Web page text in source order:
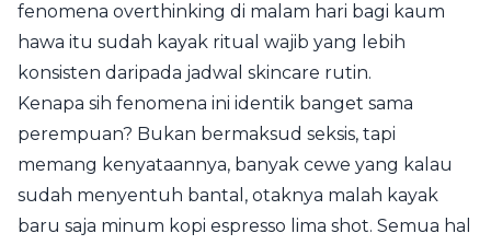
fenomena overthinking di malam hari bagi kaum
hawa itu sudah kayak ritual wajib yang lebih
konsisten daripada jadwal skincare rutin.
Kenapa sih fenomena ini identik banget sama
perempuan? Bukan bermaksud seksis, tapi
memang kenyataannya, banyak cewe yang kalau
sudah menyentuh bantal, otaknya malah kayak
baru saja minum kopi espresso lima shot. Semua hal